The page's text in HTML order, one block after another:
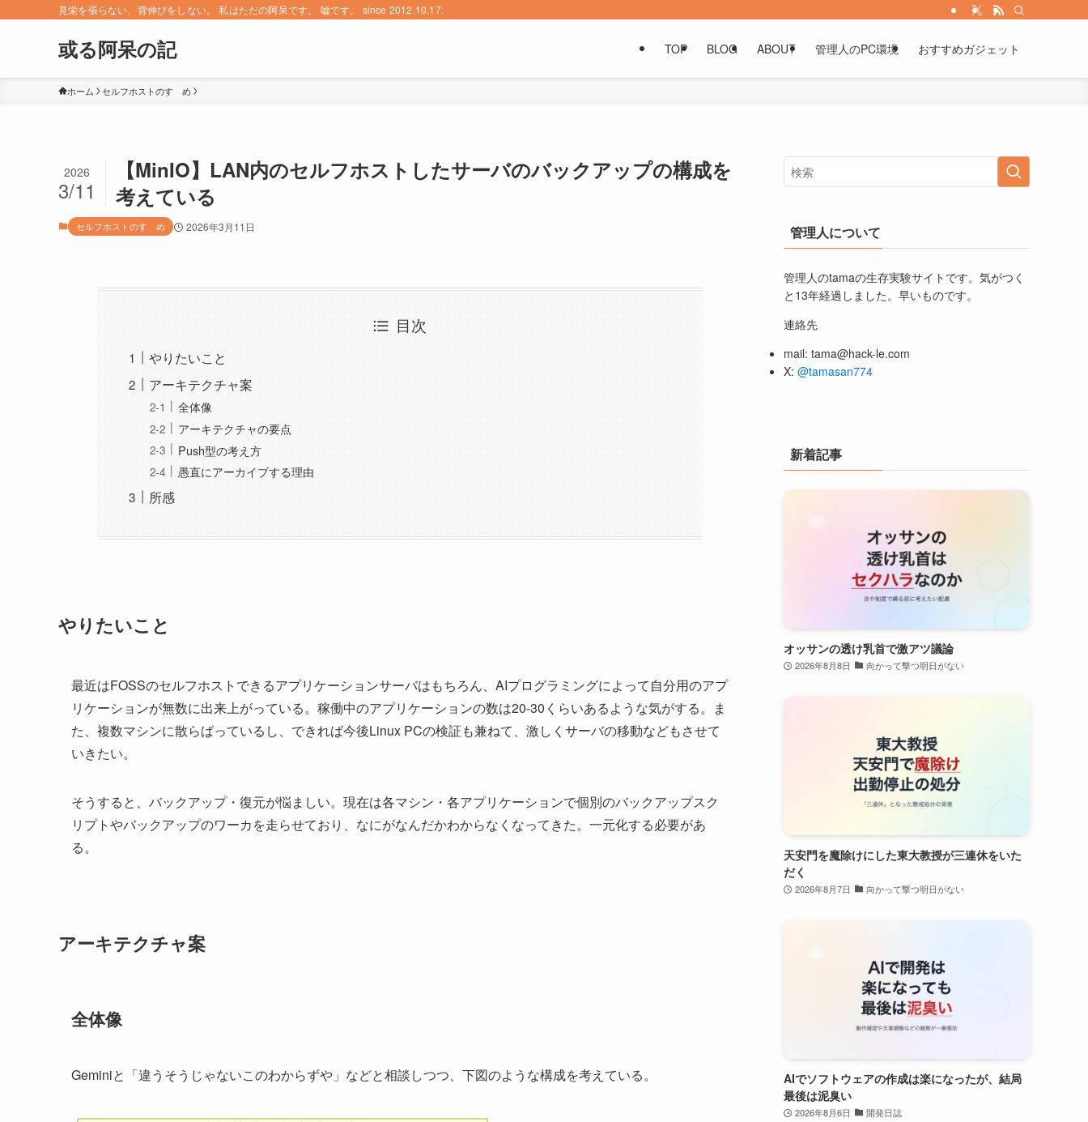
見栄を張らない、背伸びをしない。 私はただの阿呆です。 嘘です。 since 2012.10.17.
或る阿呆の記 TOP BLOG ABOUT 管理人のPC環境 おすすめガジェット
ホーム セルフホストのすゝめ
【MinIO】LAN内のセルフホストしたサーバのバックアップの構成を
考えている
2026
3/11
セルフホストのすゝめ 2026年3月11日
目次
やりたいこと
アーキテクチャ案
全体像
アーキテクチャの要点
Push型の考え方
愚直にアーカイブする理由
所感
やりたいこと
最近はFOSSのセルフホストできるアプリケーションサーバはもちろん、AIプログラミングによって自分用のアプ
リケーションが無数に出来上がっている。稼働中のアプリケーションの数は20-30くらいあるような気がする。ま
た、複数マシンに散らばっているし、できれば今後Linux PCの検証も兼ねて、激しくサーバの移動などもさせて
いきたい。
そうすると、バックアップ・復元が悩ましい。現在は各マシン・各アプリケーションで個別のバックアップスク
リプトやバックアップのワーカを走らせており、なにがなんだかわからなくなってきた。一元化する必要があ
る。
アーキテクチャ案
全体像
Geminiと「違うそうじゃないこのわからずや」などと相談しつつ、下図のような構成を考えている。
管理人について
管理人のtamaの生存実験サイトです。気がつく
と13年経過しました。早いものです。
連絡先
mail: tama@hack-le.com
X: @tamasan774
新着記事
オッサンの透け乳首で激アツ議論
2026年8月8日 向かって撃つ明日がない
天安門を魔除けにした東大教授が三連休をいた
だく
2026年8月7日 向かって撃つ明日がない
AIでソフトウェアの作成は楽になったが、結局
最後は泥臭い
2026年8月6日 開発日誌